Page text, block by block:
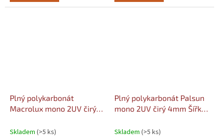
Plný polykarbonát
Macrolux mono 2UV čirý
2050
Skladem (>5 ks)
Plný polykarbonát Palsun
mono 2UV čirý 4mm Šířka:
Skladem (>5 ks)